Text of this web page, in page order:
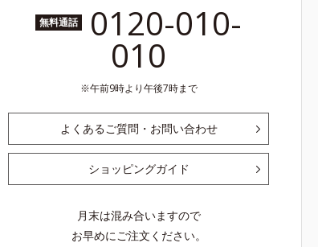
無料通話 0120-010-
010
午前9時より午後7時まで
よくあるご質問・お問い合わせ
ショッピングガイド
月末は混み合いますので
お早めにご注文ください。